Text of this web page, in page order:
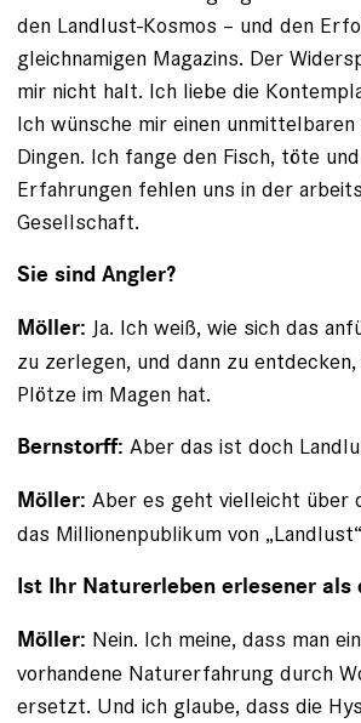
den Landlust-Kosmos – und den
gleichnamigen Magazins. Der
mir nicht halt. Ich liebe die
Ich wünsche mir einen
Dingen. Ich ­fange den Fisch, töte
Erfahrungen fehlen uns in der
Gesellschaft.
Sie sind Angler?
Möller: Ja. Ich weiß, wie sich das
zu zerlegen, und dann zu
Plötze im Magen hat.
Bernstorff: Aber das ist doch
Möller: Aber es geht vielleicht über
das Millionenpublikum von
Ist Ihr Naturerleben erlesener als
Möller: Nein. Ich meine, dass man
vorhandene Naturerfahrung durch
ersetzt. Und ich glaube, dass die